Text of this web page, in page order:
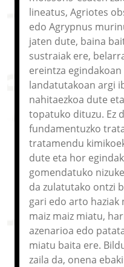
lineatus, Agriotes
edo Agrypnus
jaten dute, baina
sustraiak ere,
ereintza
landatutakoan argi
nahitaezkoa dute
topatuko dituzu. Ez
fundamentuzko
tratamendu
dute eta hor
gomendatuko
da zulatutako ontzi
gari edo arto
maiz maiz miatu,
azenarioa edo
miatu baita ere.
zaila da, onena